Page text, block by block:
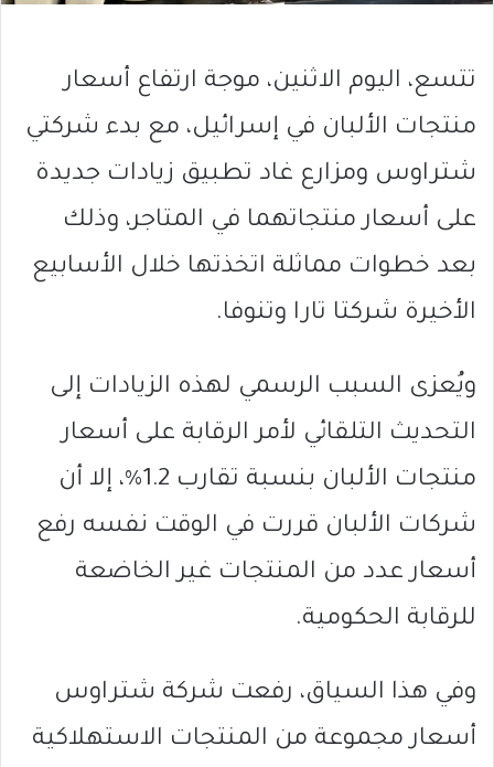
تتسع، اليوم الاثنين، موجة ارتفاع أسعار
منتجات الألبان في إسرائيل، مع بدء شركتي
شتراوس ومزارع غاد تطبيق زيادات جديدة
على أسعار منتجاتهما في المتاجر، وذلك
بعد خطوات مماثلة اتخذتها خلال الأسابيع
الأخيرة شركتا تارا وتنوفا.
ويُعزى السبب الرسمي لهذه الزيادات إلى
التحديث التلقائي لأمر الرقابة على أسعار
منتجات الألبان بنسبة تقارب 1.2%، إلا أن
شركات الألبان قررت في الوقت نفسه رفع
أسعار عدد من المنتجات غير الخاضعة
للرقابة الحكومية.
وفي هذا السياق، رفعت شركة شتراوس
أسعار مجموعة من المنتجات الاستهلاكية